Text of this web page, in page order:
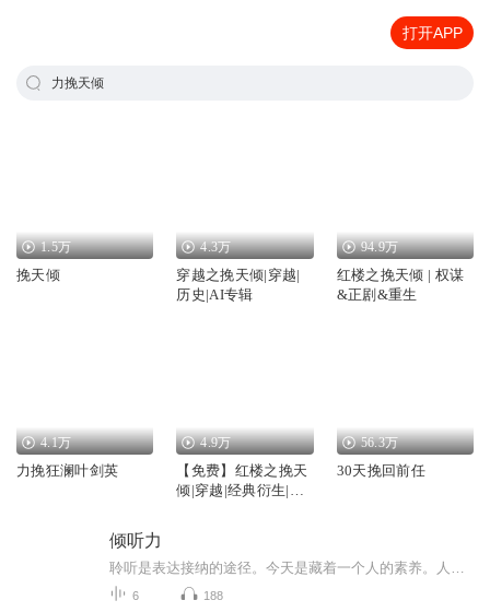
打开APP
力挽天倾
1.5万
挽天倾
4.3万
穿越之挽天倾|穿越|
历史|AI专辑
94.9万
红楼之挽天倾 | 权谋
&正剧&重生
4.1万
力挽狂澜叶剑英
4.9万
【免费】红楼之挽天
倾|穿越|经典衍生|权
56.3万
30天挽回前任
倾听力
6 188